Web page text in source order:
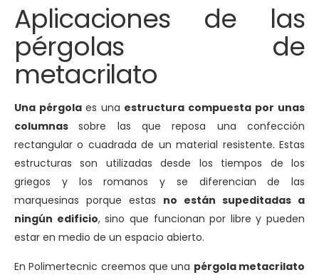
Aplicaciones de las
pérgolas de
metacrilato
Una pérgola es una estructura compuesta por unas
columnassobre las que reposa una confección
rectangular o cuadrada de un material resistente. Estas
estructuras son utilizadas desde los tiempos de los
griegos y los romanos y se diferencian de las
marquesinas porque estas no están supeditadas a
ningún edificio, sino que funcionan por libre y pueden
estar en medio de un espacio abierto.
En Polimertecnic creemos que una pérgola metacrilato